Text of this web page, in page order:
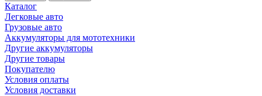
Каталог
Легковые авто
Грузовые авто
Аккумуляторы для мототехники
Другие аккумуляторы
Другие товары
Покупателю
Условия оплаты
Условия доставки